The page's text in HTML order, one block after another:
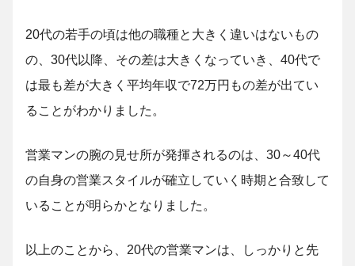
20代の若手の頃は他の職種と大きく違いはないもの
の、30代以降、その差は大きくなっていき、40代で
は最も差が大きく平均年収で72万円もの差が出てい
ることがわかりました。
営業マンの腕の見せ所が発揮されるのは、30～40代
の自身の営業スタイルが確立していく時期と合致して
いることが明らかとなりました。
以上のことから、20代の営業マンは、しっかりと先